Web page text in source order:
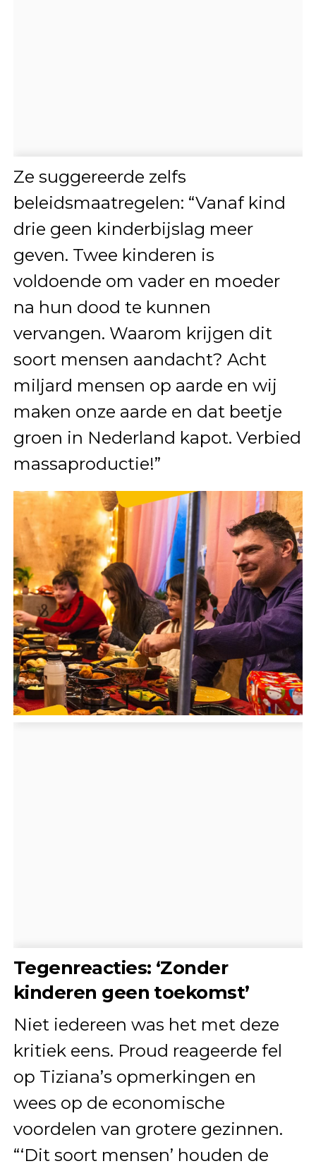
Ze suggereerde zelfs
beleidsmaatregelen: “Vanaf kind
drie geen kinderbijslag meer
geven. Twee kinderen is
voldoende om vader en moeder
na hun dood te kunnen
vervangen. Waarom krijgen dit
soort mensen aandacht? Acht
miljard mensen op aarde en wij
maken onze aarde en dat beetje
groen in Nederland kapot. Verbied
massaproductie!”
Tegenreacties: ‘Zonder
kinderen geen toekomst’
Niet iedereen was het met deze
kritiek eens. Proud reageerde fel
op Tiziana’s opmerkingen en
wees op de economische
voordelen van grotere gezinnen.
“‘Dit soort mensen’ houden de